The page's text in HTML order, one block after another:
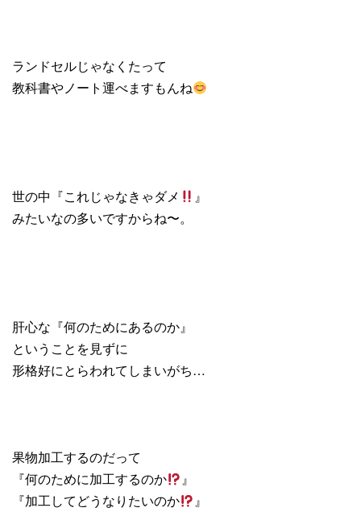
ランドセルじゃなくたって
教科書やノート運べますもんね
世の中『これじゃなきゃダメ
』
みたいなの多いですからね〜。
肝心な『何のためにあるのか』
ということを見ずに
形格好にとらわれてしまいがち…
果物加工するのだって
『何のために加工するのか
』
『加工してどうなりたいのか
』